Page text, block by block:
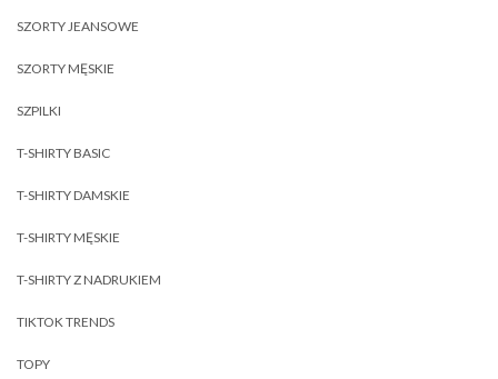
SZORTY JEANSOWE
SZORTY MĘSKIE
SZPILKI
T-SHIRTY BASIC
T-SHIRTY DAMSKIE
T-SHIRTY MĘSKIE
T-SHIRTY Z NADRUKIEM
TIKTOK TRENDS
TOPY